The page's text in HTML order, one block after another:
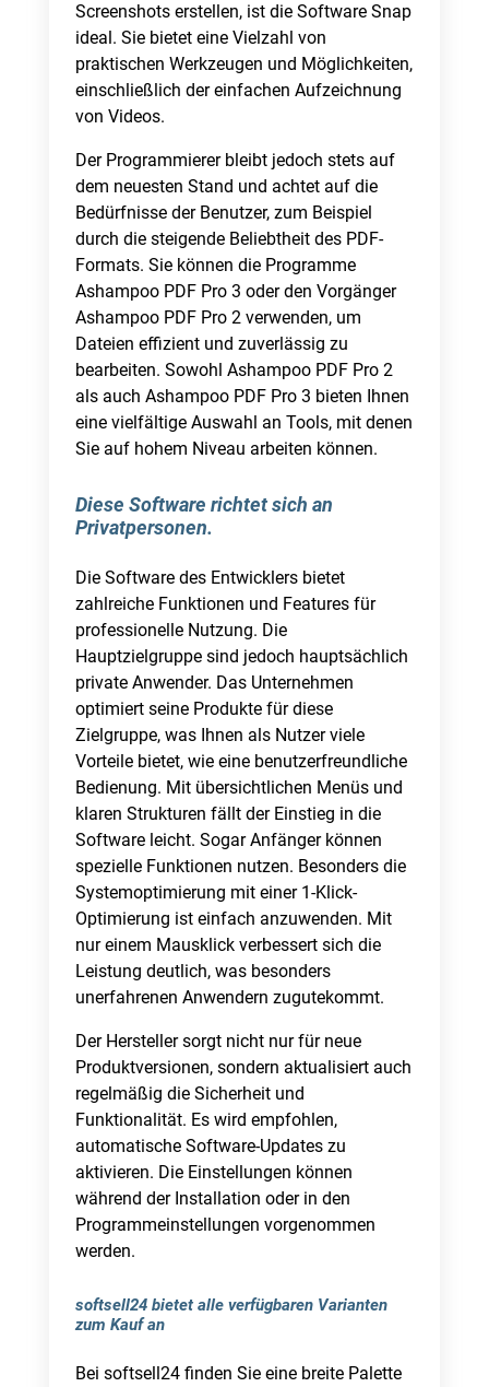
Screenshots erstellen, ist die Software Snap
ideal. Sie bietet eine Vielzahl von
praktischen Werkzeugen und Möglichkeiten,
einschließlich der einfachen Aufzeichnung
von Videos.
Der Programmierer bleibt jedoch stets auf
dem neuesten Stand und achtet auf die
Bedürfnisse der Benutzer, zum Beispiel
durch die steigende Beliebtheit des PDF-
Formats. Sie können die Programme
Ashampoo PDF Pro 3 oder den Vorgänger
Ashampoo PDF Pro 2 verwenden, um
Dateien effizient und zuverlässig zu
bearbeiten. Sowohl Ashampoo PDF Pro 2
als auch Ashampoo PDF Pro 3 bieten Ihnen
eine vielfältige Auswahl an Tools, mit denen
Sie auf hohem Niveau arbeiten können.
Diese Software richtet sich an
Privatpersonen.
Die Software des Entwicklers bietet
zahlreiche Funktionen und Features für
professionelle Nutzung. Die
Hauptzielgruppe sind jedoch hauptsächlich
private Anwender. Das Unternehmen
optimiert seine Produkte für diese
Zielgruppe, was Ihnen als Nutzer viele
Vorteile bietet, wie eine benutzerfreundliche
Bedienung. Mit übersichtlichen Menüs und
klaren Strukturen fällt der Einstieg in die
Software leicht. Sogar Anfänger können
spezielle Funktionen nutzen. Besonders die
Systemoptimierung mit einer 1-Klick-
Optimierung ist einfach anzuwenden. Mit
nur einem Mausklick verbessert sich die
Leistung deutlich, was besonders
unerfahrenen Anwendern zugutekommt.
Der Hersteller sorgt nicht nur für neue
Produktversionen, sondern aktualisiert auch
regelmäßig die Sicherheit und
Funktionalität. Es wird empfohlen,
automatische Software-Updates zu
aktivieren. Die Einstellungen können
während der Installation oder in den
Programmeinstellungen vorgenommen
werden.
softsell24 bietet alle verfügbaren Varianten
zum Kauf an
Bei softsell24 finden Sie eine breite Palette